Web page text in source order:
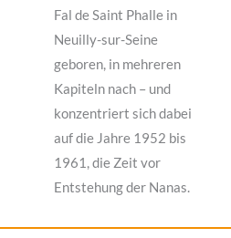
Fal de Saint Phalle in
Neuilly-sur-Seine
geboren, in mehreren
Kapiteln nach – und
konzentriert sich dabei
auf die Jahre 1952 bis
1961, die Zeit vor
Entstehung der Nanas.